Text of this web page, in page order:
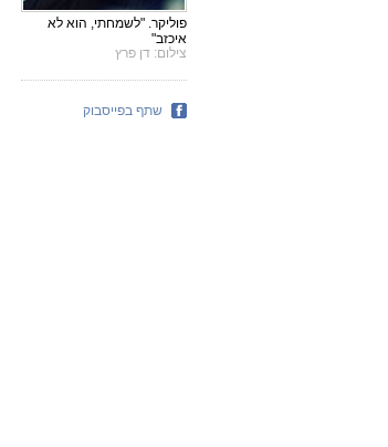
פוליקר. "לשמחתי, הוא לא
איכזב"
צילום: דן פרץ
שתף בפייסבוק